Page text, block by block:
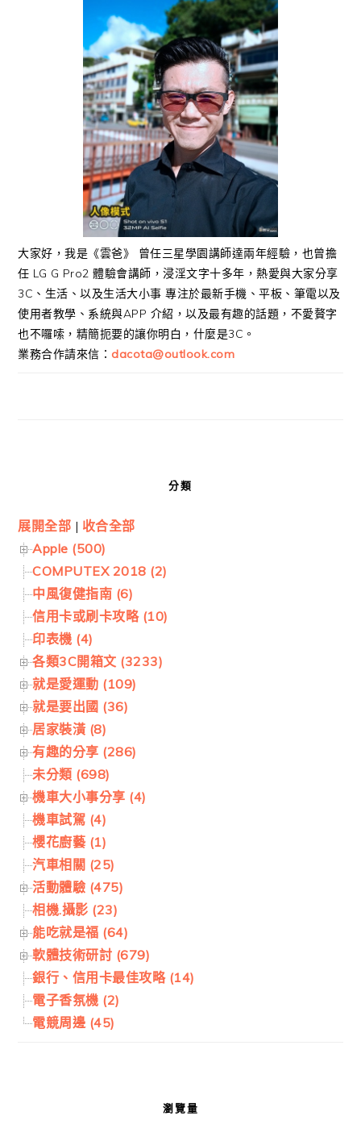
大家好，我是《雲爸》 曾任三星學園講師達兩年經驗，也曾擔
任 LG G Pro2 體驗會講師，浸淫文字十多年，熱愛與大家分享
3C、生活、以及生活大小事 專注於最新手機、平板、筆電以及
使用者教學、系統與APP 介紹，以及最有趣的話題，不愛贅字
也不囉嗦，精簡扼要的讓你明白，什麼是3C。
業務合作請來信： dacota@outlook.com
分類
展開全部 | 收合全部
Apple (500)
COMPUTEX 2018 (2)
中風復健指南 (6)
信用卡或刷卡攻略 (10)
印表機 (4)
各類3C開箱文 (3233)
就是愛運動 (109)
就是要出國 (36)
居家裝潢 (8)
有趣的分享 (286)
未分類 (698)
機車大小事分享 (4)
機車試駕 (4)
櫻花廚藝 (1)
汽車相關 (25)
活動體驗 (475)
相機.攝影 (23)
能吃就是福 (64)
軟體技術研討 (679)
銀行、信用卡最佳攻略 (14)
電子香氛機 (2)
電競周邊 (45)
瀏覽量